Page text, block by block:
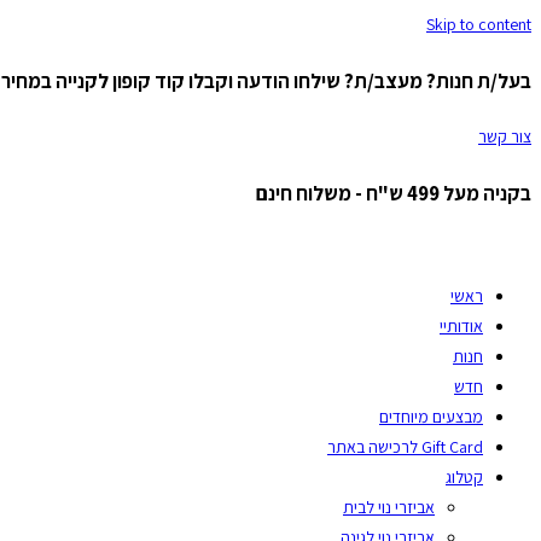
Skip to content
בעל/ת חנות? מעצב/ת? שילחו הודעה וקבלו קוד קופון לקנייה במחיר
צור קשר
בקניה מעל 499 ש"ח - משלוח חינם
ראשי
אודותיי
חנות
חדש
מבצעים מיוחדים
Gift Card לרכישה באתר
קטלוג
אביזרי נוי לבית